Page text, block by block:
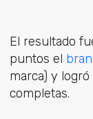
El resultado
puntos el
marca) y
completas.